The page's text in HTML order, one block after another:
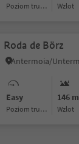
Poziom trudności Wzlot
Roda de Börz
Easy
Poziom trudności
146 m
Wzlot